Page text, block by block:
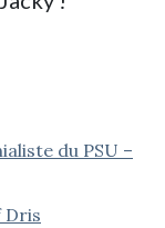
du PSU –
Dris